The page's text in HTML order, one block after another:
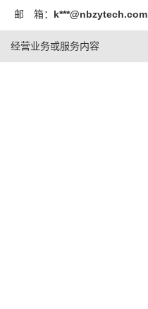
邮 箱： k***@nbzytech.com
经营业务或服务内容